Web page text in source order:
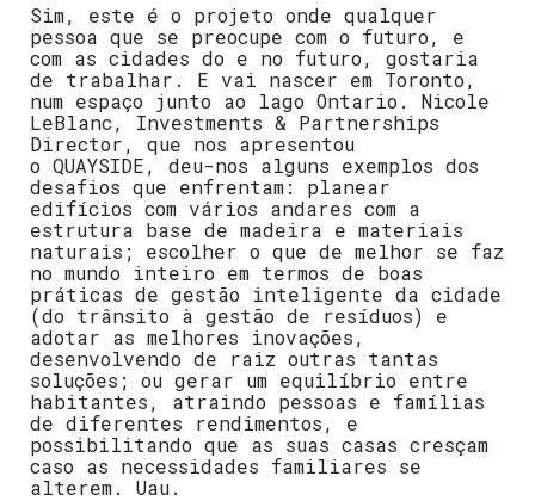
Sim, este é o projeto onde qualquer
pessoa que se preocupe com o futuro, e
com as cidades do e no futuro, gostaria
de trabalhar. E vai nascer em Toronto,
num espaço junto ao lago Ontario. Nicole
LeBlanc, Investments & Partnerships
Director, que nos apresentou
o QUAYSIDE,
deu-nos alguns exemplos dos
desafios que enfrentam: planear
edifícios com vários andares com a
estrutura base de madeira e materiais
naturais; escolher o que de melhor se faz
no mundo inteiro em termos de boas
práticas de gestão inteligente da cidade
(do trânsito à gestão de resíduos) e
adotar as melhores inovações,
desenvolvendo de raiz outras tantas
soluções; ou gerar um equilíbrio entre
habitantes, atraindo pessoas e famílias
de diferentes rendimentos, e
possibilitando que as suas casas cresçam
caso as necessidades familiares se
alterem. Uau.